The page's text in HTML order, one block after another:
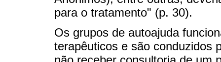
para o tratamento" (p. 30).
Os grupos de autoajuda
terapêuticos e são conduzidos